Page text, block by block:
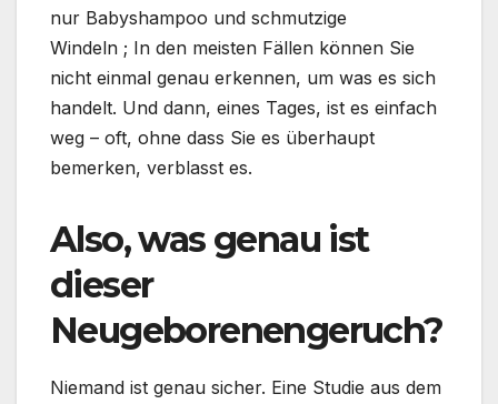
nur Babyshampoo und schmutzige
Windeln ; In den meisten Fällen können Sie
nicht einmal genau erkennen, um was es sich
handelt. Und dann, eines Tages, ist es einfach
weg – oft, ohne dass Sie es überhaupt
bemerken, verblasst es.
Also, was genau ist
dieser
Neugeborenengeruch?
Niemand ist genau sicher. Eine Studie aus dem